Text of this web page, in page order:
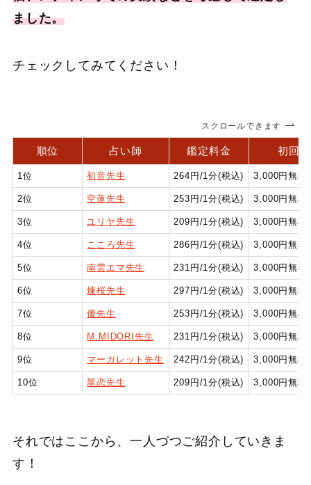
ました。
チェックしてみてください！
スクロールできます
順位 占い師 鑑定料金 初回
1位 初音先生 264円/1分(税込) 3,000円無料
2位 空蓮先生 253円/1分(税込) 3,000円無料
3位 ユリヤ先生 209円/1分(税込) 3,000円無料
4位 こころ先生 286円/1分(税込) 3,000円無料
5位 南雲エマ先生 231円/1分(税込) 3,000円無料
6位 煉桜先生 297円/1分(税込) 3,000円無料
7位 優先生 253円/1分(税込) 3,000円無料
8位 M.MIDORI先生 231円/1分(税込) 3,000円無料
9位 マーガレット先生 242円/1分(税込) 3,000円無料
10位 翠恋先生 209円/1分(税込) 3,000円無料
それではここから、一人づつご紹介していきま
す！